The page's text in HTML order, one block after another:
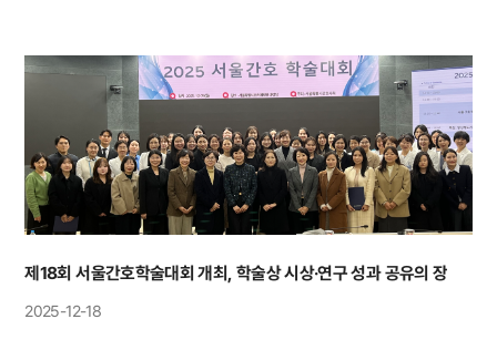
제18회 서울간호학술대회 개최, 학술상 시상·연구 성과 공유의 장
2025-12-18